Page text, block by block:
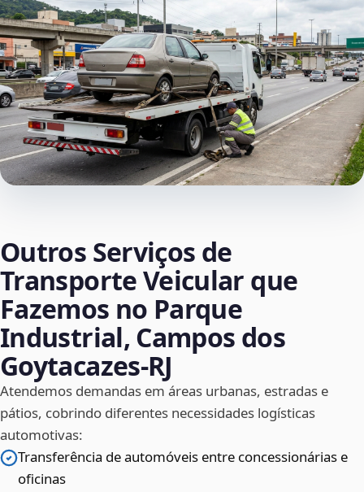
Outros Serviços de
Transporte Veicular que
Fazemos no Parque
Industrial, Campos dos
Goytacazes‑RJ
Atendemos demandas em áreas urbanas, estradas e
pátios, cobrindo diferentes necessidades logísticas
automotivas:
Transferência de automóveis entre concessionárias e
oficinas